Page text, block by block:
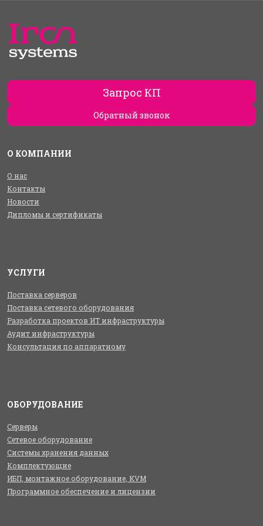
Запрос КП
Обратный звонок
О КОМПАНИИ
О нас
Контакты
Новости
Дипломы и сертификаты
УСЛУГИ
Поставка серверов
Поставка сетевого оборудования
Разработка проектов ИТ инфраструктуры
Аудит инфраструктуры
Консультация по аппаратному
ОБОРУДОВАНИЕ
Серверы
Сетевое оборудование
Системы хранения данных
Комплектующие
ИБП, монтажное оборудование, KVM
Программное обеспечение и лицензии